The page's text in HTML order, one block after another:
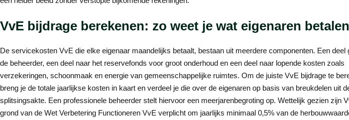
VvE bijdrage berekenen: zo weet je wat eigenaren betalen
De servicekosten VvE die elke eigenaar maandelijks betaalt, bestaan uit meerdere componenten. Een deel
de beheerder, een deel naar het reservefonds voor groot onderhoud en een deel naar lopende kosten zoals
verzekeringen, schoonmaak en energie van gemeenschappelijke ruimtes. Om de juiste VvE bijdrage te
breng je de totale jaarlijkse kosten in kaart en verdeel je die over de eigenaren op basis van breukdelen uit
splitsingsakte. Een professionele beheerder stelt hiervoor een meerjarenbegroting op. Wettelijk gezien zijn
grond van de Wet Verbetering Functioneren VvE verplicht om jaarlijks minimaal 0,5% van de